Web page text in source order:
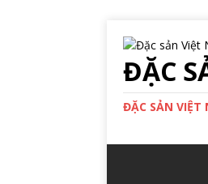
ĐẶC
ĐẶC SẢN VIỆT